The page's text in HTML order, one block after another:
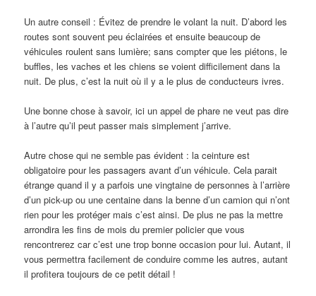
Un autre conseil : Évitez de prendre le volant la nuit. D’abord les
routes sont souvent peu éclairées et ensuite beaucoup de
véhicules roulent sans lumière; sans compter que les piétons, le
buffles, les vaches et les chiens se voient difficilement dans la
nuit. De plus, c’est la nuit où il y a le plus de conducteurs ivres.
Une bonne chose à savoir, ici un appel de phare ne veut pas dire
à l’autre qu’il peut passer mais simplement j’arrive.
Autre chose qui ne semble pas évident : la ceinture est
obligatoire pour les passagers avant d’un véhicule. Cela parait
étrange quand il y a parfois une vingtaine de personnes à l’arrière
d’un pick-up ou une centaine dans la benne d’un camion qui n’ont
rien pour les protéger mais c’est ainsi. De plus ne pas la mettre
arrondira les fins de mois du premier policier que vous
rencontrerez car c’est une trop bonne occasion pour lui. Autant, il
vous permettra facilement de conduire comme les autres, autant
il profitera toujours de ce petit détail !